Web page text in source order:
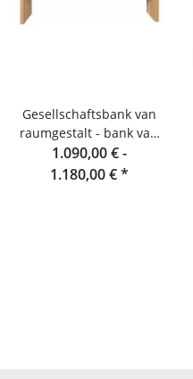
Gesellschaftsbank van
raumgestalt - bank van
eikenhouten lamellen
180 cm
1.090,00 € -
1.180,00 €*